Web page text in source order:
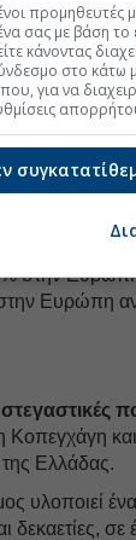
στο
με την
US
τη σελίδα
μια
το
από
στην
Ευρώπη
Ελλάδας.
υλοποιεί
δεκαετίες,
προμηθευτές
σας με βάση
κάνοντας
στο κάτω
για να